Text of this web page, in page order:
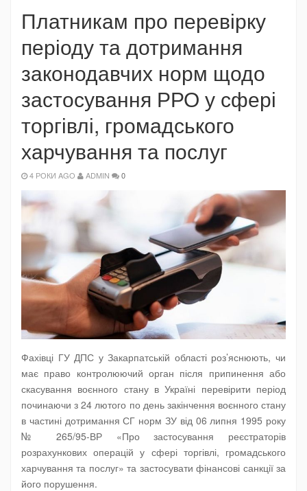
Платникам про перевірку
періоду та дотримання
законодавчих норм щодо
застосування РРО у сфері
торгівлі, громадського
харчування та послуг
4 РОКИ AGO ADMIN 0
Фахівці ГУ ДПС у Закарпатській області роз’яснюють, чи
має право контролюючий орган після припинення або
скасування воєнного стану в Україні перевірити період
починаючи з 24 лютого по день закінчення воєнного стану
в частині дотримання СГ норм ЗУ від 06 липня 1995 року
№ 265/95-ВР «Про застосування реєстраторів
розрахункових операцій у сфері торгівлі, громадського
харчування та послуг» та застосувати фінансові санкції за
його порушення.